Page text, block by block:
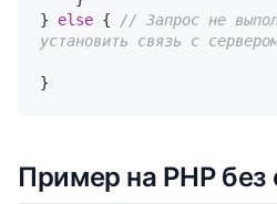
} else {
// Запрос не
установить связь с
Пример на PHP без